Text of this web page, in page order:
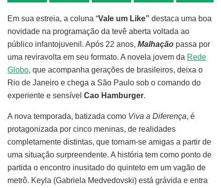
Em sua estreia, a coluna “Vale um Like” destaca uma boa
novidade na programação da tevê aberta voltada ao
público infantojuvenil. Após 22 anos, Malhação passa por
uma reviravolta em seu formato. A novela jovem da Rede
Globo, que acompanha gerações de brasileiros, deixa o
Rio de Janeiro e chega a São Paulo sob o comando do
experiente e sensível Cao Hamburger.
A nova temporada, batizada como Viva a Diferença, é
protagonizada por cinco meninas, de realidades
completamente distintas, que tornam-se amigas a partir de
uma situação surpreendente. A história tem como ponto de
partida o encontro inusitado do quinteto em um vagão de
metrô. Keyla (Gabriela Medvedovski) está grávida e entra